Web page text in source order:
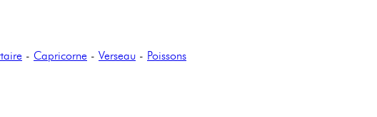
- Capricorne - Verseau - Poissons